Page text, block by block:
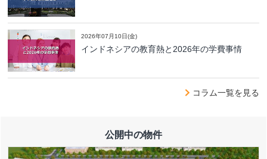
2026年07月10日(金)
インドネシアの教育熱と2026年の学費事情
コラム一覧を見る
公開中の物件